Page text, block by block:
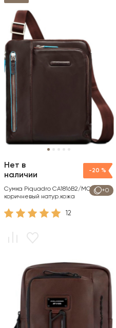
-20 %
+0
Нет в
наличии
Сумка Piquadro CA1816B2/MO
коричневый натур.кожа
12